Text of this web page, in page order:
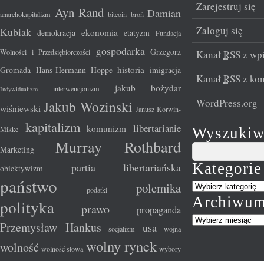
anarchokapitalizm Ayn Rand bitcoin broń Damian
Kubiak demokracja ekonomia etatyzm
Fundacja
Wolności i Przedsiębiorczości
gospodarka Grzegorz
Gromada Hans-Hermann Hoppe historia imigracja
Indywidualizm interwencjonizm
jakub bożydar
wiśniewski Jakub Wozinski Janusz Korwin-
Mikke kapitalizm komunizm libertarianie
Marketing Murray Rothbard
obiektywizm partia libertariańska
państwo podatki polemika
polityka prawo propaganda
Przemysław Hankus socjalizm usa wojna
wolność wolność słowa wolny rynek wybory
Zarejestruj się
Zaloguj się
KanałRSSz
KanałRSSz
WordPress.org
Kategorie